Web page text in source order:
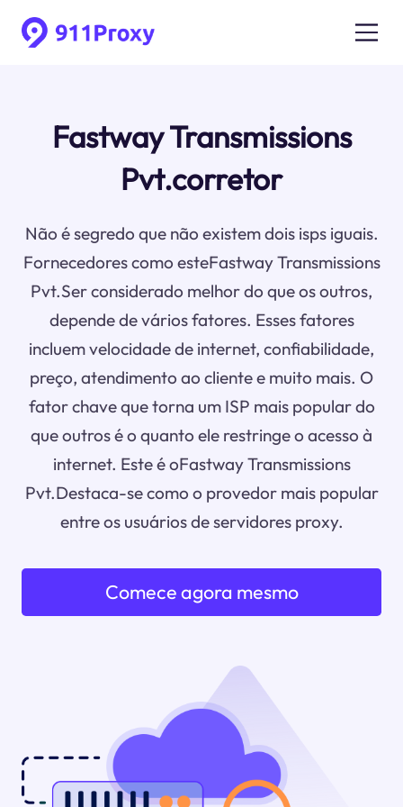
Fastway Transmissions
Pvt.corretor
Não é segredo que não existem dois isps iguais.
Fornecedores como esteFastway Transmissions
Pvt.Ser considerado melhor do que os outros,
depende de vários fatores. Esses fatores
incluem velocidade de internet, confiabilidade,
preço, atendimento ao cliente e muito mais. O
fator chave que torna um ISP mais popular do
que outros é o quanto ele restringe o acesso à
internet. Este é oFastway Transmissions
Pvt.Destaca-se como o provedor mais popular
entre os usuários de servidores proxy.
Comece agora mesmo